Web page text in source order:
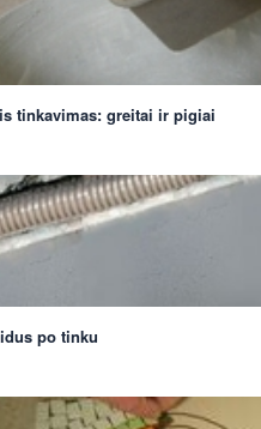
tinkavimas: greitai ir pigiai
po tinku